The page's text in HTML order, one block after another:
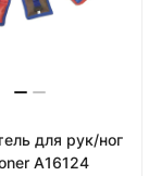
для рук/ног
A16124